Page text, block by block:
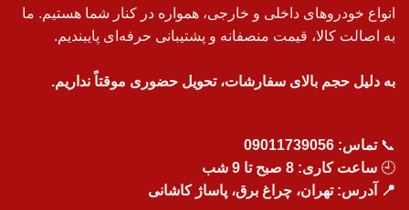
انواع خودروهای داخلی و خارجی، همواره در کنار شما هستیم. ما
به اصالت کالا، قیمت منصفانه و پشتیبانی حرفه‌ای پایبندیم.
به دلیل حجم بالای سفارشات، تحویل حضوری موقتاً نداریم.
📞تماس: 09011739056
🕘 ساعت کاری: 8 صبح تا 9 شب
📍 آدرس: تهران، چراغ برق، پاساژ کاشانی